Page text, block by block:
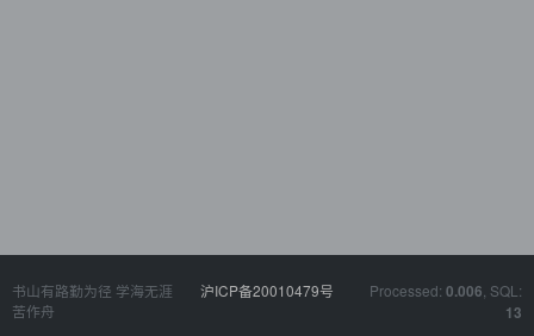
书山有路勤为径 学海无涯
苦作舟
沪ICP备20010479号 Processed: 0.006 , SQL:
13